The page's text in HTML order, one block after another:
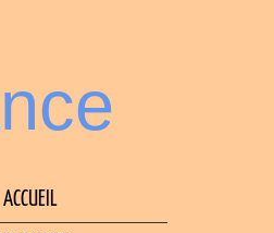
ACCUEIL